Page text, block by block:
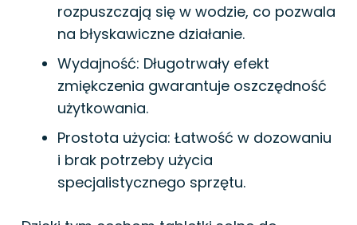
rozpuszczają się w wodzie, co pozwala
na błyskawiczne działanie.
Wydajność: Długotrwały efekt
zmiękczenia gwarantuje oszczędność
użytkowania.
Prostota użycia: Łatwość w dozowaniu
i brak potrzeby użycia
specjalistycznego sprzętu.